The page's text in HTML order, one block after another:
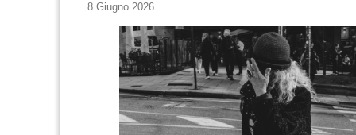
8 Giugno 2026